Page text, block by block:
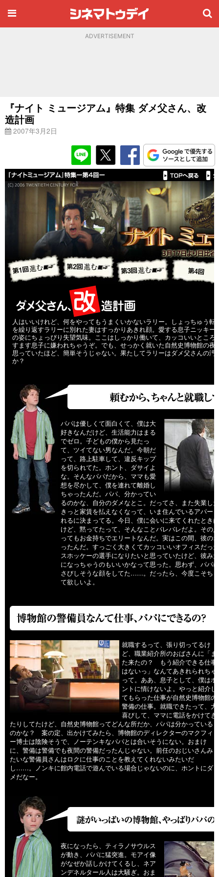
ADVERTISEMENT
『ナイト ミュージアム』特集 ダメ父さん、改
造計画
2007年3月2日
人はいいけれど、何をやってもうまくいかないラリー。しょっちゅう転
を繰り返すラリーに別れた妻はすっかりあきれ顔。愛する息子ニッキー
の姿にちょっぴり失望気味。ここはしっかり働いて、カッコいいところ
すます息子に嫌われちゃうぞ。でも、せっかく就いた自然史博物館の夜
思っていたほど、簡単そうじゃない。果たしてラリーはダメ父さんの汚
か？
パパは優しくて面白くて、僕は大
好きなんだけど、生活能力はまる
でゼロ。子どもの僕から見たっ
て、ツイてない男なんだ。今朝だ
って、路上駐車して、違反キップ
を切られてた。ホント、ダサイよ
な。そんなパパだから、ママも愛
想を尽かして、僕を連れて離婚し
ちゃったんだ。パパ、分かってい
るのかな、自分のダメなとこ。だってさ、また失業し
きっと家賃を払えなくなって、いま住んでいるアパー
れるに決まってる。今日、僕に会いに来てくれたとき
けど、黙ってたって、そんなことバレバレだよ。その
ってもお金持ちでエリートなんだ。実はこの間、彼の
ったんだ。すっごく大きくてカッコいいオフィスだっ
スホッケーの選手になりたいと思っていたけど、彼み
になっちゃうのもいいかなって思った。思わず、パパ
さびしそうな顔をしてた……。だったら、今度こそち
て欲しいよ。
就職するって、張り切ってるけ
ど、職業紹介所のおばさんに「ま
た来たの？ もう紹介できる仕事
はないっ」なんてあきれられちゃ
って。ああ、息子として、僕はホ
ントに情けないよ。やっと紹介し
てもらった仕事が自然史博物館の
警備の仕事。就職できたって、大
喜びして、ママに電話をかけてき
たりしてたけど、自然史博物館ってどんな所だか、パパは分かっている
のかな？ 案の定、出かけてみたら、博物館のディレクターのマクフィ
ー博士は陰険そうで、ノーテンキなパパとは合いそうにない。おまけ
に、警備は警備でも夜間の警備だったんじゃない。前任のおじいさんみ
たいな警備員さんはロクに仕事のことを教えてくれないみたいだ
し……。ノンキに館内電話で遊んでいる場合じゃないのに、ホントにダ
メだなー。
夜になったら、ティラノサウルス
が動き、パパに猛突進。モアイ像
がなぜか話しかけてくるし、ネア
ンデネルタール人は大騒ぎ。おま